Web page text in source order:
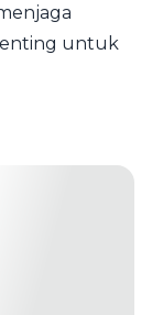
untuk